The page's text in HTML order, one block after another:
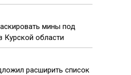
мины под
Курской области
расширить список